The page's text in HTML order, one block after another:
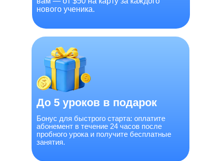
гибкости и уверенности в результате.
нового ученика.
До 5 уроков в подарок
Бонус для быстрого старта: оплатите
абонемент в течение 24 часов после
пробного урока и получите бесплатные
занятия.